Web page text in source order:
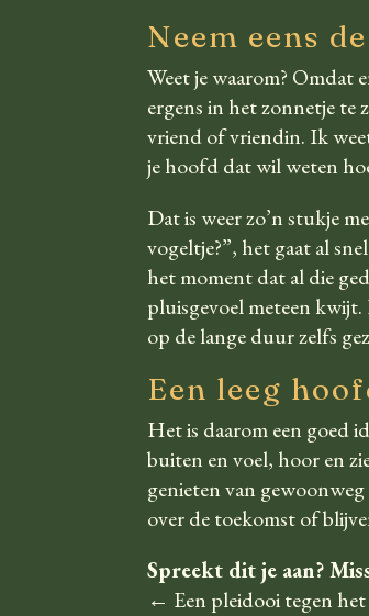
Neem eens
Weet je waarom?
ergens in het zonnetje te
vriend of vriendin. Ik
je hoofd dat wil weten
Dat is weer zo’n stukje
vogeltje?”, het gaat al
het moment dat al die
pluisgevoel meteen
op de lange duur zelfs
Een leeg
Het is daarom een goed
buiten en voel, hoor en
genieten van
over de toekomst of
Spreekt dit je aan?
← Een pleidooi tegen